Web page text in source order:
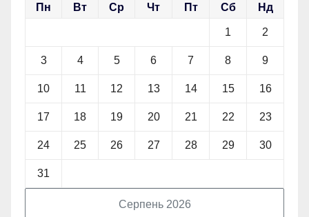
Серпень 2026
Пн Вт Ср Чт Пт Сб Нд
1 2
3 4 5 6 7 8 9
10 11 12 13 14 15 16
17 18 19 20 21 22 23
24 25 26 27 28 29 30
31